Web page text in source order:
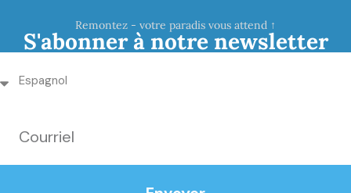
Remontez - votre paradis vous attend ↑
S'abonner à notre newsletter